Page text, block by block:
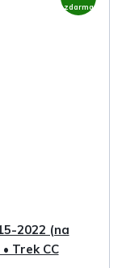
zdarma
2022 (na
Trek CC